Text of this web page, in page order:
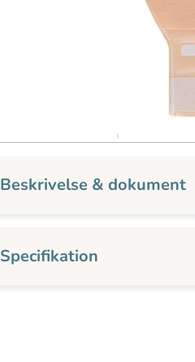
Beskrivelse & dokument
Specifikation